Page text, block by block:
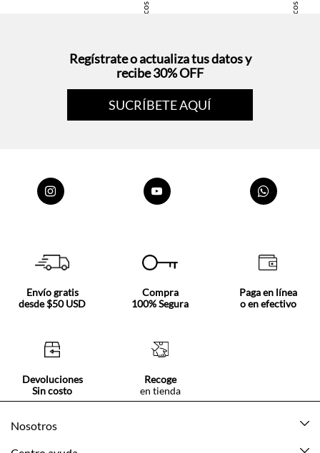
Basicos Basicos
Regístrate o actualiza tus datos y
recibe 30% OFF
SUCRÍBETE AQUÍ
Envío gratis
desde $50 USD
Compra
100% Segura
Paga en línea
o en efectivo
Devoluciones
Sin costo
Recoge
en tienda
Nosotros
Acerca de Tennis